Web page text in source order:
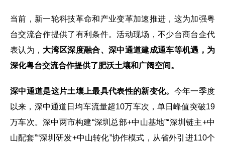
当前，新一轮科技革命和产业变革加速推进，这为加强粤
台交流合作提供了有利条件。活动现场，不少台商台企代
表认为， 大湾区深度融合、深中通道建成通车等机遇，为
深化粤台交流合作提供了肥沃土壤和广阔空间。
深中通道是这片土壤上最具代表性的新变化。 今年一季度
以来，深中通道日均车流量超10万车次，单日峰值突破19
万车次。深中两市构建“深圳总部+中山基地”“深圳链主+中
山配套”“深圳研发+中山转化”协作模式，从省外引进110个